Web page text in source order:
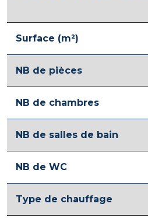
Surface (m²)
NB de pièces
NB de chambres
NB de salles de bain
NB de WC
Type de chauffage